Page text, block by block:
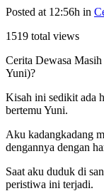
Posted at 12:56h in
1519 total views
Cerita Dewasa
Yuni)?
Kisah ini sedikit ada
bertemu Yuni.
Aku kadangkadang
dengannya dengan
Saat aku duduk di
peristiwa ini terjadi.